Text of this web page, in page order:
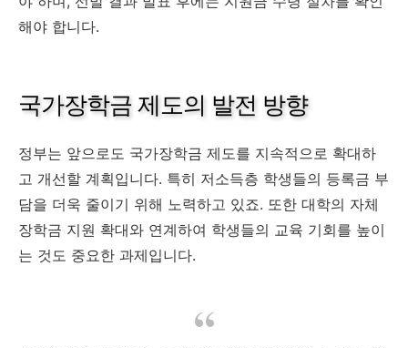
해야 합니다.
국가장학금 제도의 발전 방향
정부는 앞으로도 국가장학금 제도를 지속적으로 확대하
고 개선할 계획입니다. 특히 저소득층 학생들의 등록금 부
담을 더욱 줄이기 위해 노력하고 있죠. 또한 대학의 자체
장학금 지원 확대와 연계하여 학생들의 교육 기회를 높이
는 것도 중요한 과제입니다.